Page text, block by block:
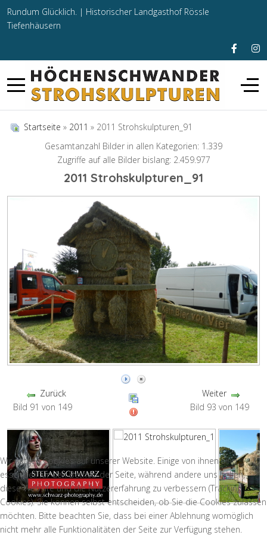
Rundum Glücklich. | Historischer Landgasthof Rössle
Tiefenhäusern
Startseite » 2011 » 2011 Strohskulpturen_91
Gesamtanzahl Bilder in allen Kategorien: 1.339
Zugriffe auf alle Bilder bislang: 2.459.977
2011 Strohskulpturen_91
Zurück
Bild 91 von 149
Weiter
Bild 93 von 149
Wir nutzen Cookies auf unserer Website. Einige von ihnen sind
essenziell für den Betrieb der Seite, während andere uns helfen,
diese Website und die Nutzererfahrung zu verbessern (Tracking
Cookies). Sie können selbst entscheiden, ob Sie die Cookies zulassen
möchten. Bitte beachten Sie, dass bei einer Ablehnung womöglich
nicht mehr alle Funktionalitäten der Seite zur Verfügung stehen.